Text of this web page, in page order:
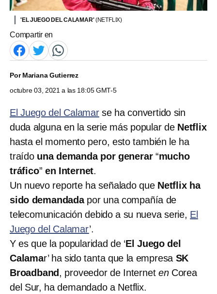
'EL JUEGO DEL CALAMAR'(NETFLIX)
Compartir en
PorMariana Gutierrez
octubre 03, 2021 a las 18:05 GMT-5
El Juego del Calamarse ha convertido sin
duda alguna en la serie más popular de Netflix
hasta el momento pero, esto también le ha
traído una demanda por generar“mucho
tráfico” en Internet.
Un nuevo reporte ha señalado queNetflix ha
sido demandadapor una compañía de
telecomunicación debido a su nueva serie, El
Juego del Calamar’.
Y es que la popularidad de ‘El Juego del
Calamar’ ha sido tanta que la empresa SK
Broadband , proveedor de Interneten Corea
del Sur, ha demandado a Netflix.